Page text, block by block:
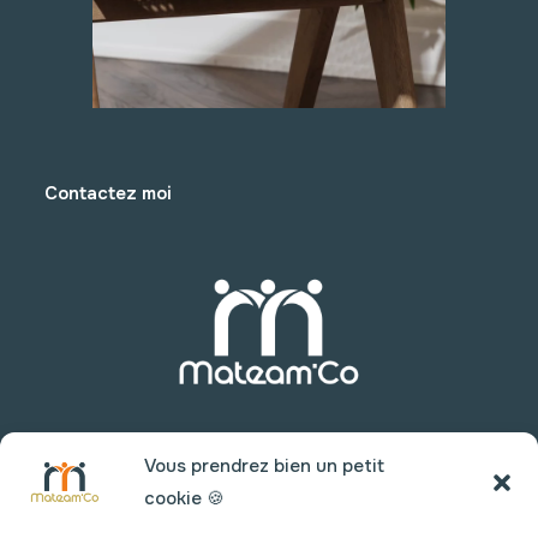
Vous prendrez bien un petit
cookie 🍪
Contactez moi